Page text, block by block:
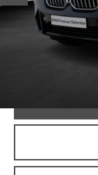
Maandprijs